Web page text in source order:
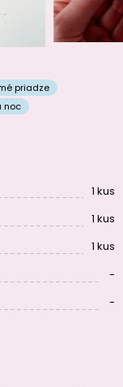
priadze
noc
1 kus
1 kus
1 kus
-
-